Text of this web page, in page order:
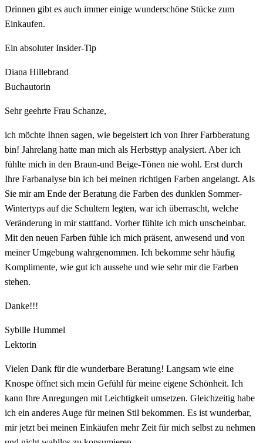
Drinnen gibt es auch immer einige wunderschöne Stücke zum
Einkaufen.
Ein absoluter Insider-Tip
Diana Hillebrand
Buchautorin
Sehr geehrte Frau Schanze,
ich möchte Ihnen sagen, wie begeistert ich von Ihrer Farbberatung
bin! Jahrelang hatte man mich als Herbsttyp analysiert. Aber ich
fühlte mich in den Braun-und Beige-Tönen nie wohl. Erst durch
Ihre Farbanalyse bin ich bei meinen richtigen Farben angelangt. Als
Sie mir am Ende der Beratung die Farben des dunklen Sommer-
Wintertyps auf die Schultern legten, war ich überrascht, welche
Veränderung in mir stattfand. Vorher fühlte ich mich unscheinbar.
Mit den neuen Farben fühle ich mich präsent, anwesend und von
meiner Umgebung wahrgenommen. Ich bekomme sehr häufig
Komplimente, wie gut ich aussehe und wie sehr mir die Farben
stehen.
Danke!!!
Sybille Hummel
Lektorin
Vielen Dank für die wunderbare Beratung! Langsam wie eine
Knospe öffnet sich mein Gefühl für meine eigene Schönheit. Ich
kann Ihre Anregungen mit Leichtigkeit umsetzen. Gleichzeitig habe
ich ein anderes Auge für meinen Stil bekommen. Es ist wunderbar,
mir jetzt bei meinen Einkäufen mehr Zeit für mich selbst zu nehmen